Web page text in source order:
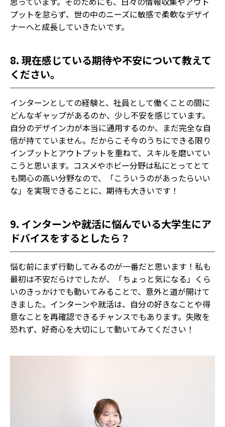
プットを怠らず、世の中のニーズに敏感で柔軟なデザイ
ナーへと成長していきたいです。
8. 現在感じている期待や不安について教えて
ください。
インターンとしての経験と、社員として働くことの間に
どんなギャップがあるのか、少し不安を感じています。
自分のデザイン力が本当に通用するのか、まだ完全な自
信が持てていません。だからこそ今のうちにできる限り
インプットとアウトプットを重ねて、スキルを磨いてい
こうと思います。コスメやホビー分野は私にとってとて
も関心の高い分野なので、「こういうのがあったらいい
な」を実現できることに、期待も大きいです！
9. インターンや就活に悩んでいる大学生にア
ドバイスをするとしたら？
悩む前にまず行動してみるのが一番だと思います！私も
最初は不安だらけでしたが、「ちょっと気になる」くら
いのきっかけでも動いてみることで、意外と道が開けて
きました。インターンや就活は、自分の好きなことや得
意なことを再確認できるチャンスでもあります。失敗を
恐れず、好奇心を大切にして動いてみてください！